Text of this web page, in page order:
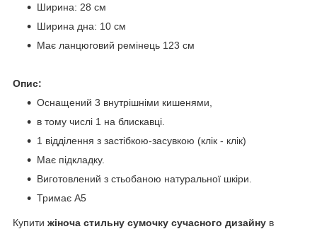
Ширина: 28 см
Ширина дна: 10 см
Має ланцюговий ремінець 123 см
Опис:
Оснащений 3 внутрішніми кишенями,
в тому числі 1 на блискавці.
1 відділення з застібкою-засувкою (клік - клік)
Має підкладку.
Виготовлений з стьобаною натуральної шкіри.
Тримає А5
Купити жіноча стильну сумочку сучасного дизайну в